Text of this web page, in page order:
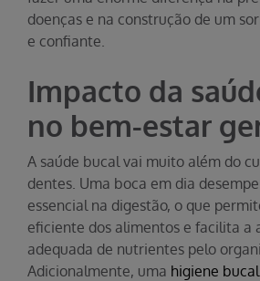
doenças e na construção de um
e confiante.
Impacto da
no bem-estar
A saúde bucal vai muito além do
dentes. Uma boca em dia
essencial na digestão, o que
eficiente dos alimentos e facilita a
adequada de nutrientes pelo
Adicionalmente, uma higiene bucal